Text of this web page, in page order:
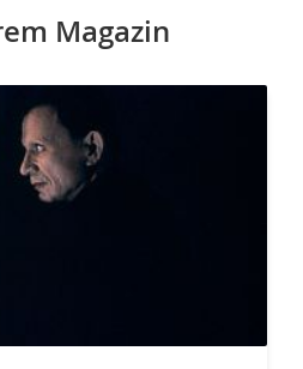
Magazin